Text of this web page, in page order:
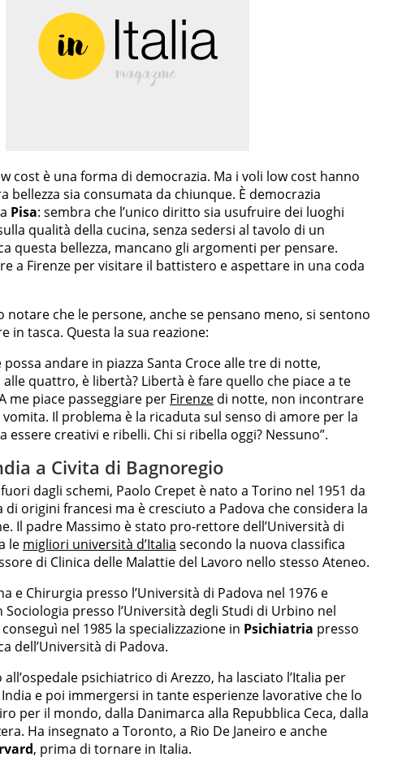
cost è una forma di democrazia. Ma i voli low cost hanno
bellezza sia consumata da chiunque. È democrazia
Pisa: sembra che l’unico diritto sia usufruire dei luoghi
qualità della cucina, senza sedersi al tavolo di un
questa bellezza, mancano gli argomenti per pensare.
a Firenze per visitare il battistero e aspettare in una coda
notare che le persone, anche se pensano meno, si sentono
in tasca. Questa la sua reazione:
andare in piazza Santa Croce alle tre di notte,
quattro, è libertà? Libertà è fare quello che piace a te
me piace passeggiare per Firenze di notte, non incontrare
Il problema è la ricaduta sul senso di amore per la
essere creativi e ribelli. Chi si ribella oggi? Nessuno”.
a Civita di Bagnoregio
dagli schemi, Paolo Crepet è nato a Torino nel 1951 da
di origini francesi ma è cresciuto a Padova che considera la
Il padre Massimo è stato pro-rettore dell’Università di
le migliori università d’Italia secondo la nuova classifica
di Clinica delle Malattie del Lavoro nello stesso Ateneo.
e Chirurgia presso l’Università di Padova nel 1976 e
Sociologia presso l’Università degli Studi di Urbino nel
nel 1985 la specializzazione in Psichiatria presso
dell’Università di Padova.
psichiatrico di Arezzo, ha lasciato l’Italia per
e poi immergersi in tante esperienze lavorative che lo
per il mondo, dalla Danimarca alla Repubblica Ceca, dalla
Ha insegnato a Toronto, a Rio De Janeiro e anche
, prima di tornare in Italia.